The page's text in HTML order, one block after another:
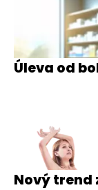
Úleva od
Nový trend